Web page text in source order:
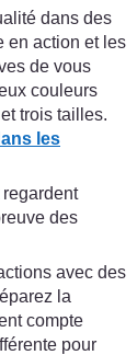
dans des
en action et les
de vous
couleurs
trois tailles.
les
des
avec des
la
compte
pour